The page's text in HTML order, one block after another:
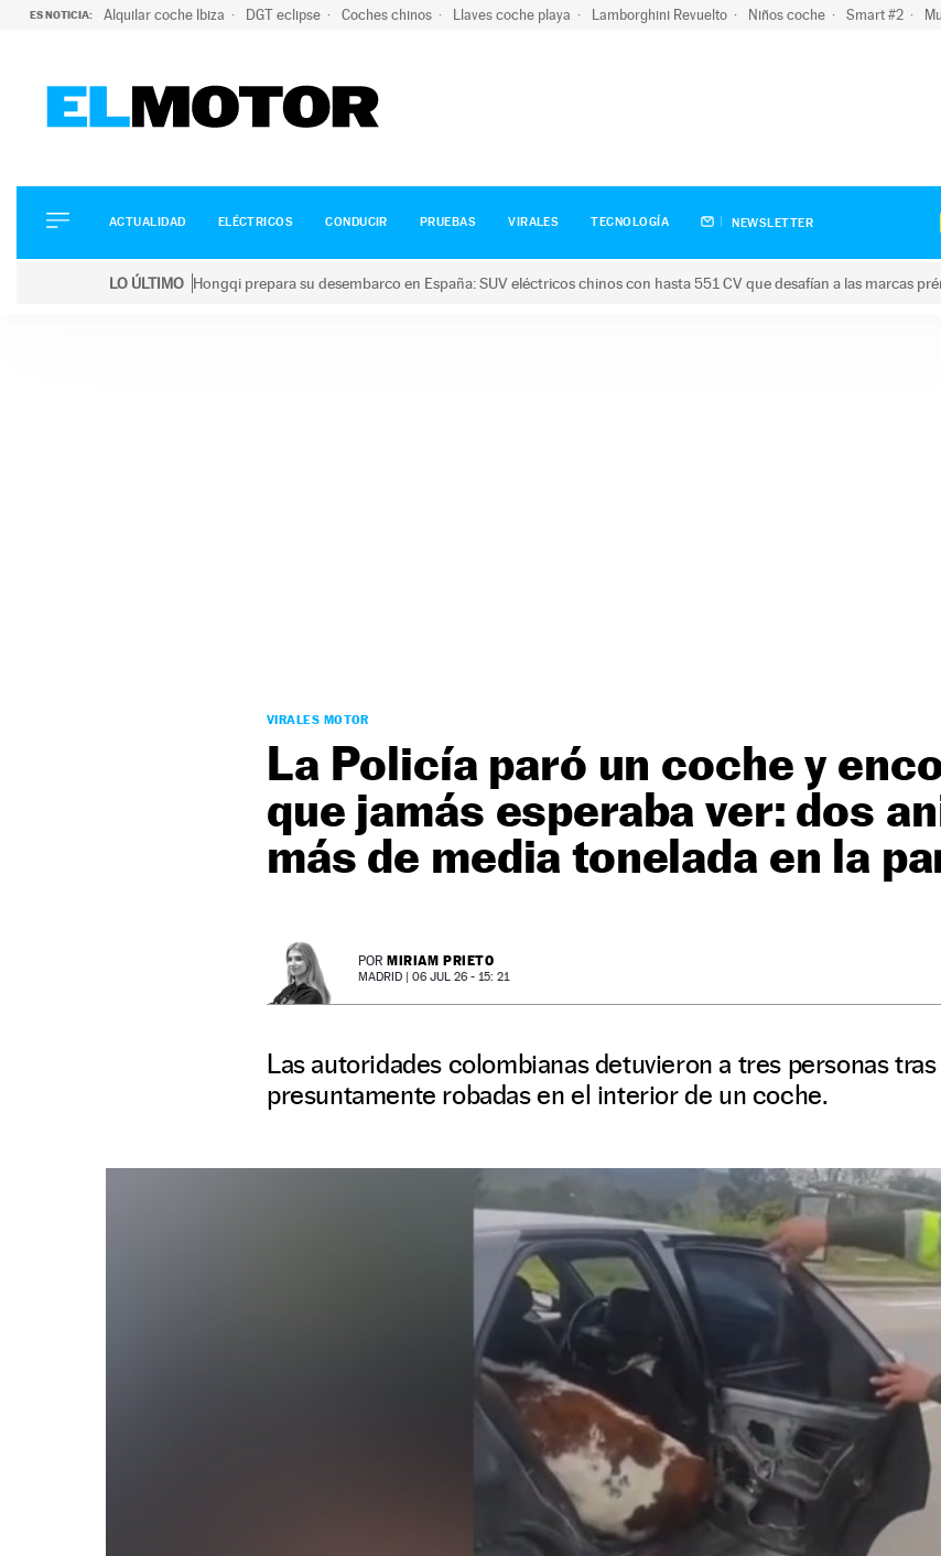
ES NOTICIA: Alquilar coche Ibiza DGT eclipse Coches chinos Llaves coche playa Lamborghini Revuelto Niños coche Smart #2
ELÉCTRICOS
CONDUCIR
ACTUALIDAD ELÉCTRICOS CONDUCIR PRUEBAS VIRALES TECNOLOGÍA NEWSLETTER
LO ÚLTIMO Hongqi prepara su desembarco en España: SUV eléctricos chinos con hasta 551 CV que desafían a las marcas
VIRALES MOTOR
La Policía paró un coche y
que jamás esperaba ver: dos
más de media tonelada en la
POR MIRIAM PRIETO
MADRID | 06 JUL 26 - 15: 21
Las autoridades colombianas detuvieron a tres personas
presuntamente robadas en el interior de un coche.